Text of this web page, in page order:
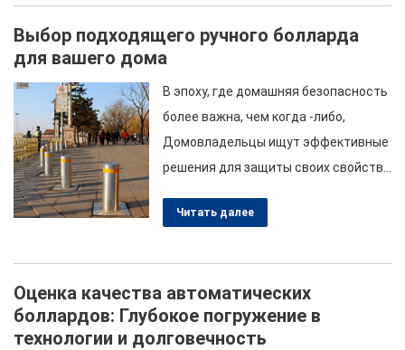
дорожного барьерного оборудования.. Откройте для себя
ассортимент нашей продукции на…
Выбор подходящего ручного болларда
для вашего дома
В эпоху, где домашняя безопасность
более важна, чем когда -либо,
Домовладельцы ищут эффективные
решения для защиты своих свойств.
установка ручных боллардов. Эти
барьерами для контроля доступа
транспортного средства, повышение
безопасности при обеспечении
гибкости для управления
Читать далее
Оценка качества автоматических
боллардов: Глубокое погружение в
технологии и долговечность